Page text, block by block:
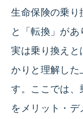
生命保険の乗り
と「転換」があ
実は乗り換え
かりと理解し
す。ここでは
をメリット・